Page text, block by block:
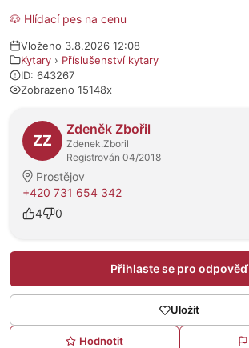
🐶 Hlídací pes na cenu
Vloženo 3.8.2026 12:08
Kytary › Příslušenství kytary
ID: 643267
Zobrazeno 15148x
O prodejci
ZZ
Zdeněk Zbořil
Zdenek.Zboril
Registrován 04/2018
Prostějov
+420 731 654 342
4
0
Přihlaste se pro odpověď
Uložit
Hodnotit